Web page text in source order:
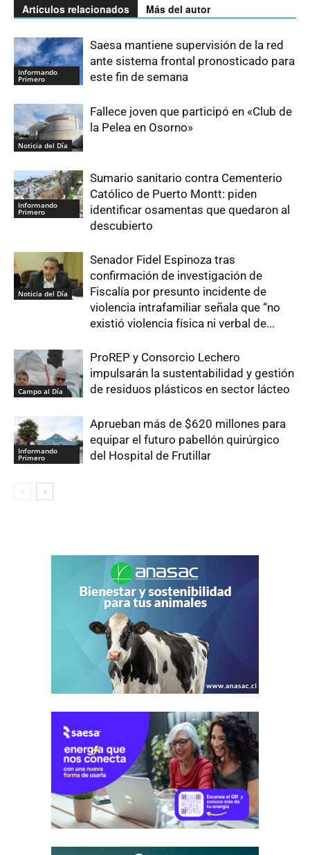
Artículos relacionados Más del autor
Informando
Primero
Saesa mantiene supervisión de la red
ante sistema frontal pronosticado para
este fin de semana
Noticia del Día
Fallece joven que participó en «Club de
la Pelea en Osorno»
Informando
Primero
Sumario sanitario contra Cementerio
Católico de Puerto Montt: piden
identificar osamentas que quedaron al
descubierto
Noticia del Día
Senador Fidel Espinoza tras
confirmación de investigación de
Fiscalía por presunto incidente de
violencia intrafamiliar señala que “no
existió violencia física ni verbal de...
Campo al Día
ProREP y Consorcio Lechero
impulsarán la sustentabilidad y gestión
de residuos plásticos en sector lácteo
Informando
Primero
Aprueban más de $620 millones para
equipar el futuro pabellón quirúrgico
del Hospital de Frutillar